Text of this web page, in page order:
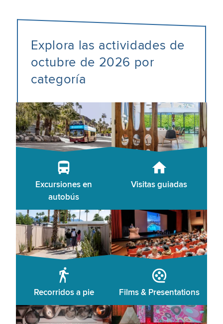
Explora las actividades de
octubre de 2026 por
categoría
Excursiones en
autobús
Visitas guiadas
Recorridos a pie Films & Presentations